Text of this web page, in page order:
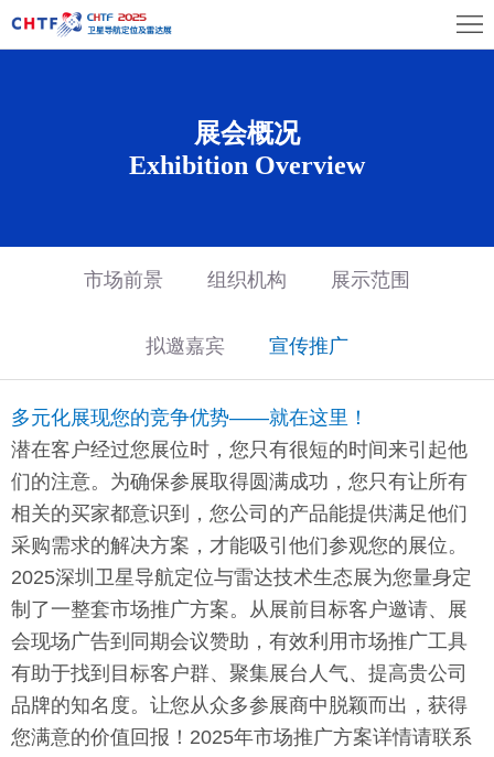
首
馆
活
动
体
中
心
联
系
我
们
展会概况
Exhibition Overview
市场前景 组织机构 展示范围
拟邀嘉宾 宣传推广
多元化展现您的竞争优势——就在这里！
潜在客户经过您展位时，您只有很短的时间来引起他
们的注意。为确保参展取得圆满成功，您只有让所有
相关的买家都意识到，您公司的产品能提供满足他们
采购需求的解决方案，才能吸引他们参观您的展位。
2025深圳卫星导航定位与雷达技术生态展为您量身定
制了一整套市场推广方案。从展前目标客户邀请、展
会现场广告到同期会议赞助，有效利用市场推广工具
有助于找到目标客户群、聚集展台人气、提高贵公司
品牌的知名度。让您从众多参展商中脱颖而出，获得
您满意的价值回报！2025年市场推广方案详情请联系